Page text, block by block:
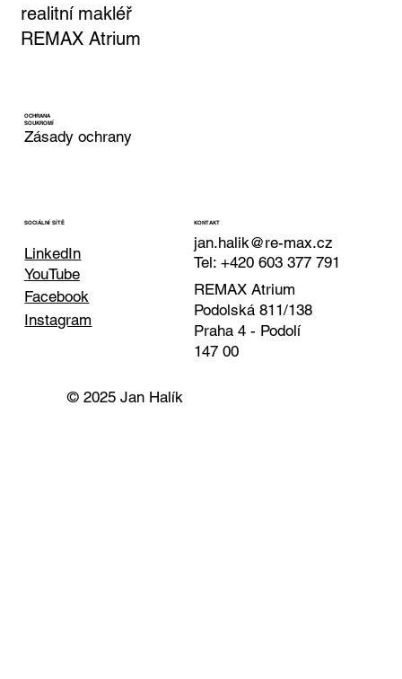
realitní makléř
REMAX Atrium
OCHRANA
SOUKROMÍ
Zásady ochrany
SOCIÁLNÍ SÍTĚ
LinkedIn
Facebook
YouTube
Instagram
KONTAKT
jan.halik@re-max.cz
Tel: +420 603 377 791
REMAX Atrium
Podolská 811/138
Praha 4 - Podolí
147 00
© 2025 Jan Halík